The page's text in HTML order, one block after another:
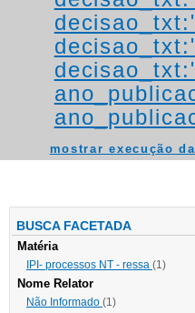
mostrar execução
BUSCA FACETADA
Matéria
IPI- processos NT - ressa (1)
Nome Relator
Não Informado (1)